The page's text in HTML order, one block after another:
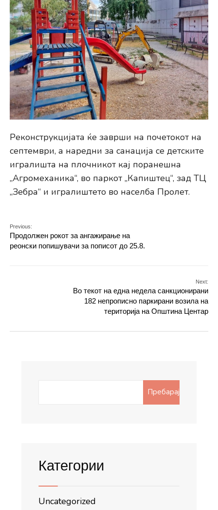
Реконструкцијата ќе заврши на почетокот на
септември, а наредни за санација се детските
игралишта на плочникот кај поранешна
„Агромеханика“, во паркот „Капиштец“, зад ТЦ
„Зебра“ и игралиштето во населба Пролет.
Previous:
Продолжен рокот за ангажирање на
реонски попишувачи за пописот до 25.8.
Next:
Во текот на една недела санкционирани
182 непрописно паркирани возила на
територија на Општина Центар
Пребарај
Категории
Uncategorized